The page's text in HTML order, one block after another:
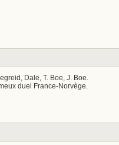
Dale, T. Boe, J. Boe.
duel France-Norvège.